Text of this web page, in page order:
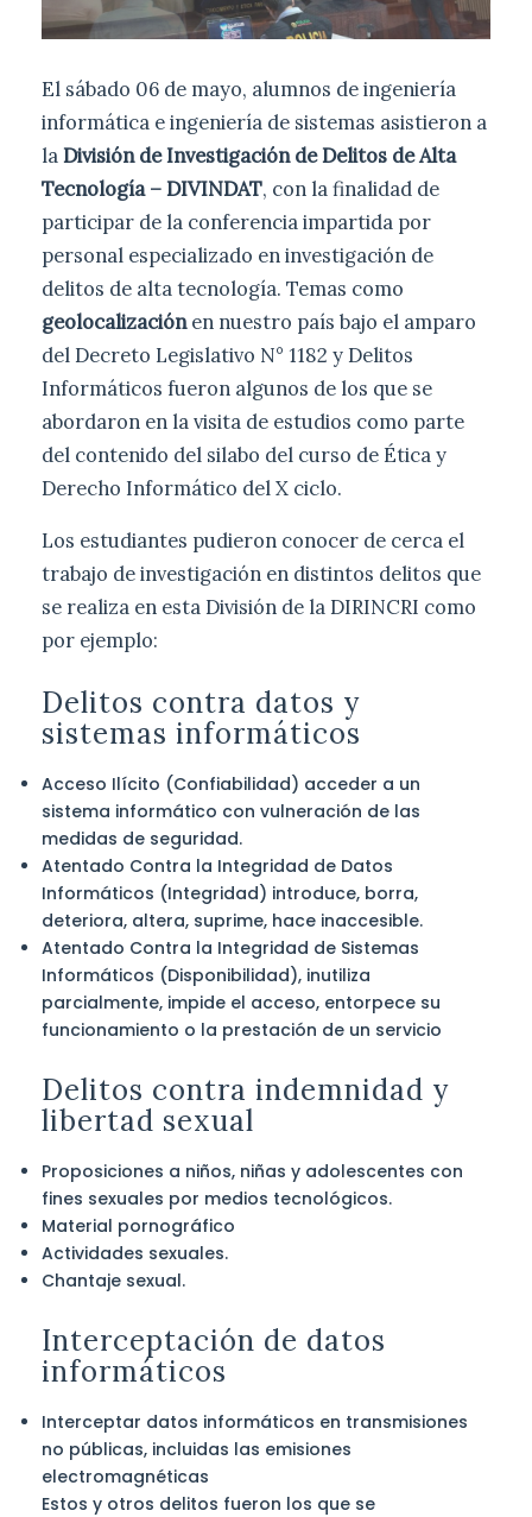
El sábado 06 de mayo, alumnos de ingeniería
informática e ingeniería de sistemas asistieron a
laDivisión de Investigación de Delitos de Alta
Tecnología – DIVINDAT, con la finalidad de
participar de la conferencia impartida por
personal especializado en investigación de
delitos de alta tecnología. Temas como
geolocalizaciónen nuestro país bajo el amparo
del Decreto Legislativo N° 1182 y Delitos
Informáticos fueron algunos de los que se
abordaron en la visita de estudios como parte
del contenido del silabo del curso de Ética y
Derecho Informático del X ciclo.
Los estudiantes pudieron conocer de cerca el
trabajo de investigación en distintos delitos que
se realiza en esta División de la DIRINCRI como
por ejemplo:
Delitos contra datos y
sistemas informáticos
Acceso Ilícito (Confiabilidad) acceder a un
sistema informático con vulneración de las
medidas de seguridad.
Atentado Contra la Integridad de Datos
Informáticos (Integridad) introduce, borra,
deteriora, altera, suprime, hace inaccesible.
Atentado Contra la Integridad de Sistemas
Informáticos (Disponibilidad), inutiliza
parcialmente, impide el acceso, entorpece su
funcionamiento o la prestación de un servicio
Delitos contra indemnidad y
libertad sexual
Proposiciones a niños, niñas y adolescentes con
fines sexuales por medios tecnológicos.
Material pornográfico
Actividades sexuales.
Chantaje sexual.
Interceptación de datos
informáticos
Interceptar datos informáticos en transmisiones
no públicas, incluidas las emisiones
electromagnéticas
Estos y otros delitos fueron los que se